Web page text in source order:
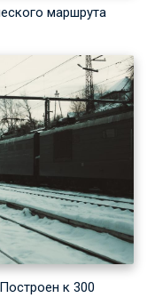
маршрута
к 300